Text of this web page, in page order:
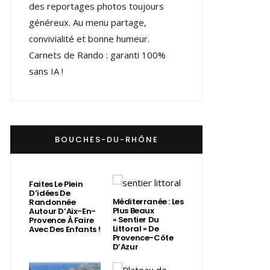
des reportages photos toujours
généreux. Au menu partage,
convivialité et bonne humeur.
Carnets de Rando : garanti 100%
sans IA !
BOUCHES-DU-RHÔNE
Faites Le Plein
D’idées De
Randonnée
Autour D’Aix-En-
Provence À Faire
Avec Des Enfants !
Méditerranée : Les
Plus Beaux
« Sentier Du
Littoral » De
Provence-Côte
D’Azur